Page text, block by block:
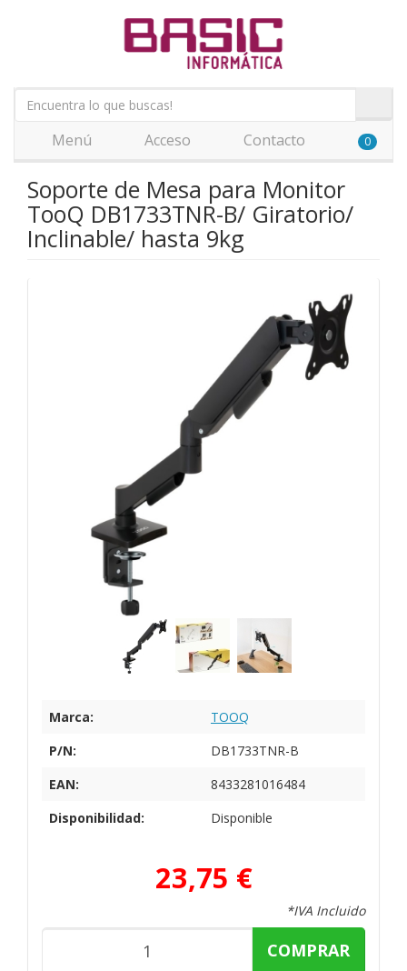
Menú Acceso Contacto 0
Soporte de Mesa para Monitor
TooQ DB1733TNR-B/ Giratorio/
Inclinable/ hasta 9kg
Marca:
TOOQ
P/N:
DB1733TNR-B
EAN:
8433281016484
Disponibilidad:
Disponible
23,75 €
*IVA Incluido
COMPRAR